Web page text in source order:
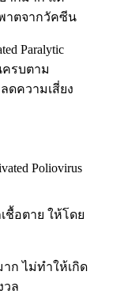
าตจากวัคซีน
Paralytic
ครบตาม
ดความเสี่ยง
Poliovirus
ชื้อตาย ให้โดย
ก ไม่ทำให้เกิด
วล